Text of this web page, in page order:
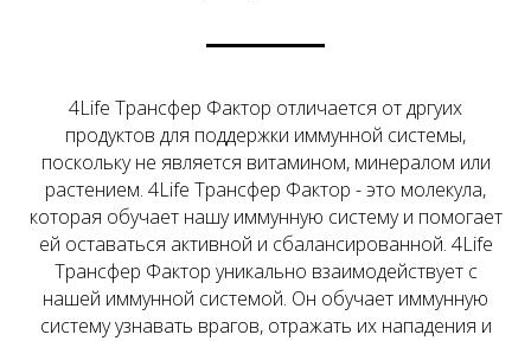
4Life Трансфер Фактор отличается от дргуих
продуктов для поддержки иммунной системы,
поскольку не является витамином, минералом или
растением. 4Life Трансфер Фактор - это молекула,
которая обучает нашу иммунную систему и помогает
ей оставаться активной и сбалансированной. 4Life
Трансфер Фактор уникально взаимодействует с
нашей иммунной системой. Он обучает иммунную
систему узнавать врагов, отражать их нападения и